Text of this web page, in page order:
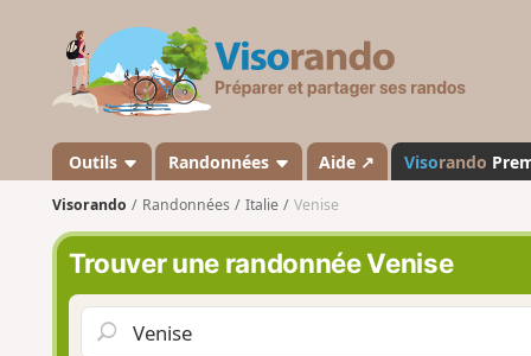
s
a
n
o
Outils Randonnées Aide ↗ Visorando
Visorando Randonnées Italie Venise
Trouver une randonnée Venise